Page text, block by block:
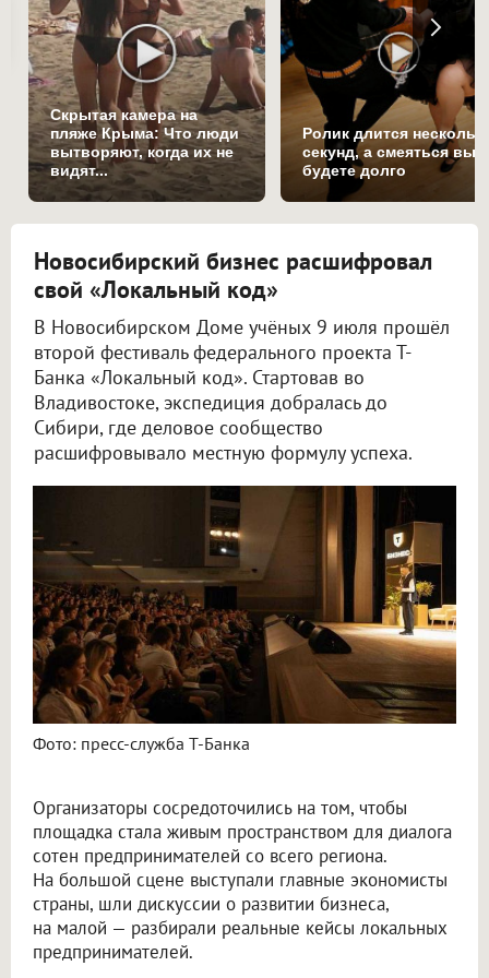
Скрытая камера на
пляже Крыма: Что люди
вытворяют, когда их не
видят...
Ролик длится
секунд, а смеяться вы
будете долго
Новосибирский бизнес расшифровал
свой «Локальный код»
В Новосибирском Доме учёных 9 июля прошёл
второй фестиваль федерального проекта Т-
Банка «Локальный код». Стартовав во
Владивостоке, экспедиция добралась до
Сибири, где деловое сообщество
расшифровывало местную формулу успеха.
Фото: пресс-служба Т-Банка
Организаторы сосредоточились на том, чтобы
площадка стала живым пространством для диалога
сотен предпринимателей со всего региона.
На большой сцене выступали главные экономисты
страны, шли дискуссии о развитии бизнеса,
на малой — разбирали реальные кейсы локальных
предпринимателей.